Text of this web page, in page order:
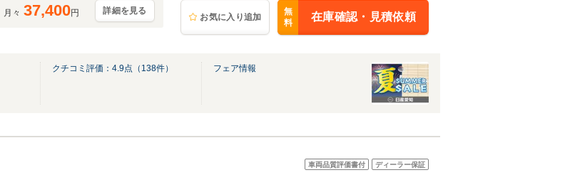
月々 37,400円 詳細を見る
お気に入り追加
無
料
在庫確認・見積依頼
クチコミ評価： 4.9 点（ 138件） フェア情報
車両品質評価書付 ディーラー保証